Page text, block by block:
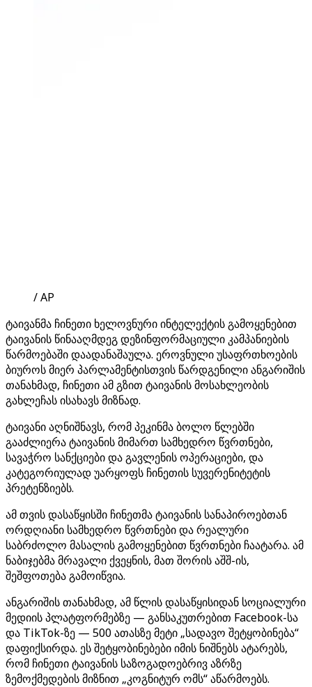
/ AP
ტაივანმა ჩინეთი ხელოვნური ინტელექტის გამოყენებით
ტაივანის წინააღმდეგ დეზინფორმაციული კამპანიების
წარმოებაში დაადანაშაულა. ეროვნული უსაფრთხოების
ბიუროს მიერ პარლამენტისთვის წარდგენილი ანგარიშის
თანახმად, ჩინეთი ამ გზით ტაივანის მოსახლეობის
გახლეჩას ისახავს მიზნად.
ტაივანი აღნიშნავს, რომ პეკინმა ბოლო წლებში
გააძლიერა ტაივანის მიმართ სამხედრო წვრთნები,
სავაჭრო სანქციები და გავლენის ოპერაციები, და
კატეგორიულად უარყოფს ჩინეთის სუვერენიტეტის
პრეტენზიებს.
ამ თვის დასაწყისში ჩინეთმა ტაივანის სანაპიროებთან
ორდღიანი სამხედრო წვრთნები და რეალური
საბრძოლო მასალის გამოყენებით წვრთნები ჩაატარა. ამ
ნაბიჯებმა მრავალი ქვეყნის, მათ შორის აშშ-ის,
შეშფოთება გამოიწვია.
ანგარიშის თანახმად, ამ წლის დასაწყისიდან სოციალური
მედიის პლატფორმებზე — განსაკუთრებით Facebook-სა
და TikTok-ზე — 500 ათასზე მეტი „სადავო შეტყობინება“
დაფიქსირდა. ეს შეტყობინებები იმის ნიშნებს ატარებს,
რომ ჩინეთი ტაივანის საზოგადოებრივ აზრზე
ზემოქმედების მიზნით „კოგნიტურ ომს“ აწარმოებს.